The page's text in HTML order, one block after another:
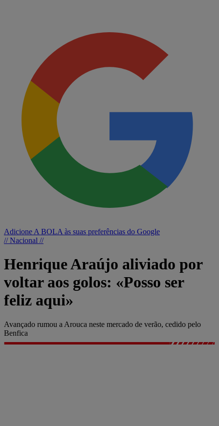
Adicione A BOLA às suas preferências do Google
// Nacional //
Henrique Araújo aliviado por
voltar aos golos: «Posso ser
feliz aqui»
Avançado rumou a Arouca neste mercado de verão, cedido pelo
Benfica